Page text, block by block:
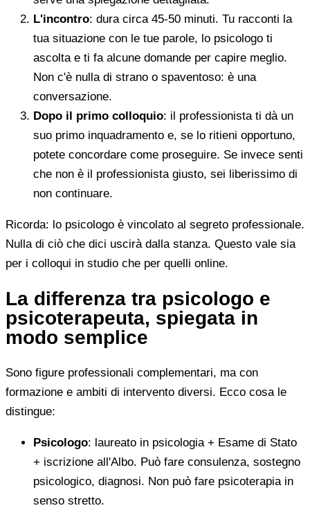
L'incontro: dura circa 45-50 minuti. Tu racconti la
tua situazione con le tue parole, lo psicologo ti
ascolta e ti fa alcune domande per capire meglio.
Non c'è nulla di strano o spaventoso: è una
conversazione.
Dopo il primo colloquio: il professionista ti dà un
suo primo inquadramento e, se lo ritieni opportuno,
potete concordare come proseguire. Se invece senti
che non è il professionista giusto, sei liberissimo di
non continuare.
Ricorda: lo psicologo è vincolato al segreto professionale.
Nulla di ciò che dici uscirà dalla stanza. Questo vale sia
per i colloqui in studio che per quelli online.
La differenza tra psicologo e
psicoterapeuta, spiegata in
modo semplice
Sono figure professionali complementari, ma con
formazione e ambiti di intervento diversi. Ecco cosa le
distingue:
Psicologo: laureato in psicologia + Esame di Stato
+ iscrizione all'Albo. Può fare consulenza, sostegno
psicologico, diagnosi. Non può fare psicoterapia in
senso stretto.